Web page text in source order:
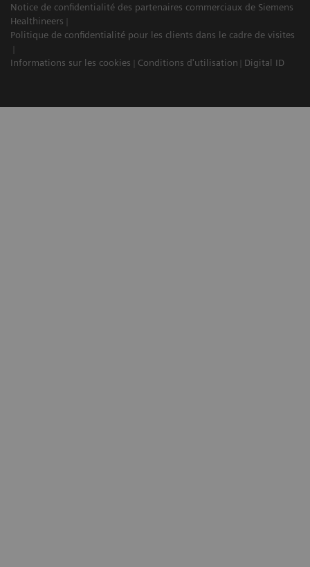
Notice de confidentialité des partenaires commerciaux de Siemens
Healthineers
Politique de confidentialité pour les clients dans le cadre de visites
Informations sur les cookies Conditions d'utilisation Digital ID